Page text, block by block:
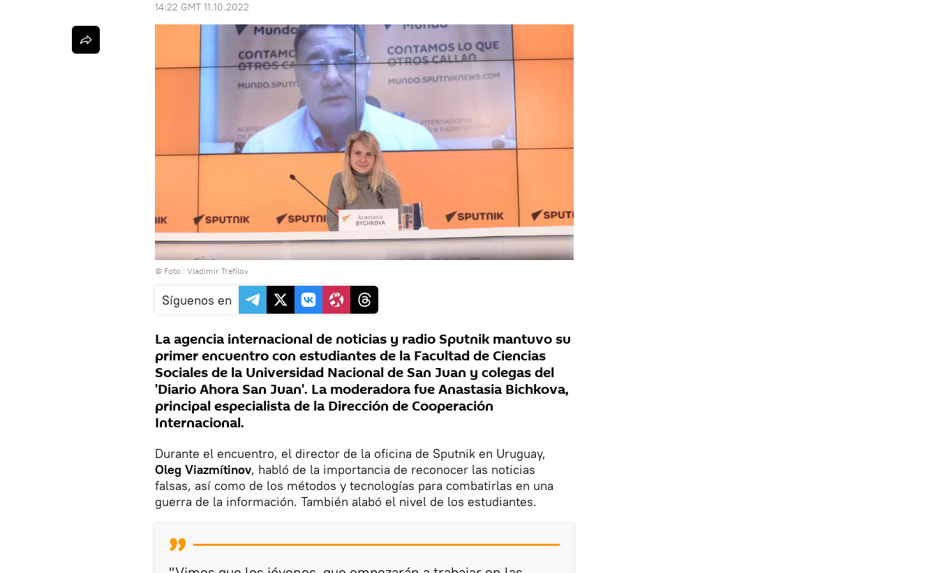
14:22 GMT 11.10.2022
© Foto : Vladimir Trefilov
Síguenos en
La agencia internacional de noticias y radio Sputnik mantuvo su
primer encuentro con estudiantes de la Facultad de Ciencias
Sociales de la Universidad Nacional de San Juan y colegas del
'Diario Ahora San Juan'. La moderadora fue Anastasia Bichkova,
principal especialista de la Dirección de Cooperación
Internacional.
Durante el encuentro, el director de la oficina de Sputnik en Uruguay,
Oleg Viazmítinov, habló de la importancia de reconocer las noticias
falsas, así como de los métodos y tecnologías para combatirlas en una
guerra de la información. También alabó el nivel de los estudiantes.